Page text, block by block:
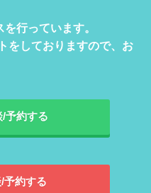
行っています。
をしておりますので、お
/予約する
予約する